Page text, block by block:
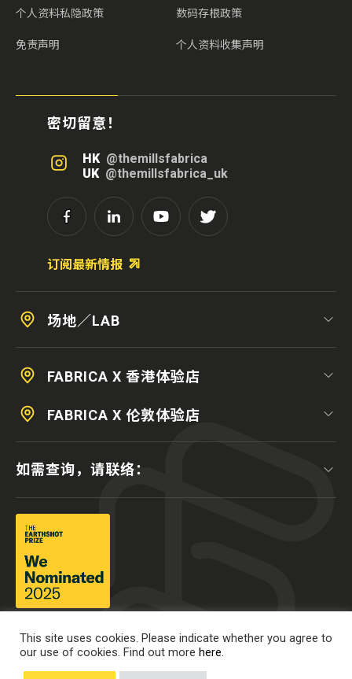
个人资料私隐政策 数码存根政策
免责声明 个人资料收集声明
密切留意！
HK @themillsfabrica
UK @themillsfabrica_uk
订阅最新情报
场地／LAB
FABRICA X 香港体验店
FABRICA X 伦敦体验店
如需查询，请联络：
This site uses cookies. Please indicate whether you agree to
our use of cookies. Find out more here.